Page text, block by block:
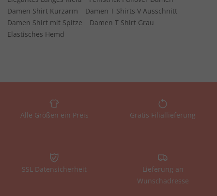
Damen Shirt Kurzarm
Damen T Shirts V Ausschnitt
Damen Shirt mit Spitze
Damen T Shirt Grau
Elastisches Hemd
Alle Größen ein Preis Gratis Filiallieferung
SSL Datensicherheit
Lieferung an
Wunschadresse